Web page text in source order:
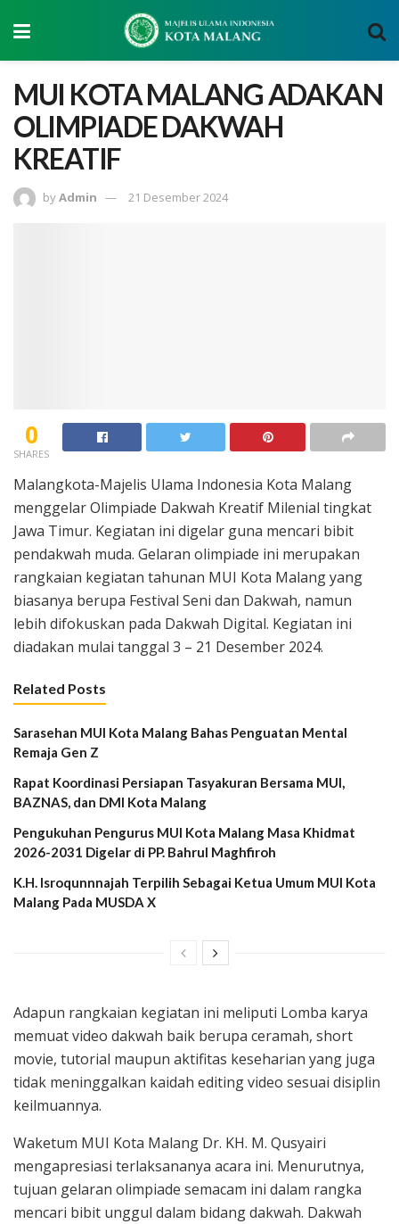
MUI KOTA MALANG ADAKAN
OLIMPIADE DAKWAH
KREATIF
byAdmin 21 Desember 2024
0
SHARES
Malangkota-Majelis Ulama Indonesia Kota Malang
menggelar Olimpiade Dakwah Kreatif Milenial tingkat
Jawa Timur. Kegiatan ini digelar guna mencari bibit
pendakwah muda. Gelaran olimpiade ini merupakan
rangkaian kegiatan tahunan MUI Kota Malang yang
biasanya berupa Festival Seni dan Dakwah, namun
lebih difokuskan pada Dakwah Digital. Kegiatan ini
diadakan mulai tanggal 3 – 21 Desember 2024.
Related Posts
Sarasehan MUI Kota Malang Bahas Penguatan Mental
Remaja Gen Z
Rapat Koordinasi Persiapan Tasyakuran Bersama MUI,
BAZNAS, dan DMI Kota Malang
Pengukuhan Pengurus MUI Kota Malang Masa Khidmat
2026-2031 Digelar di PP. Bahrul Maghfiroh
K.H. Isroqunnnajah Terpilih Sebagai Ketua Umum MUI Kota
Malang Pada MUSDA X
Adapun rangkaian kegiatan ini meliputi Lomba karya
memuat video dakwah baik berupa ceramah, short
movie, tutorial maupun aktifitas keseharian yang juga
tidak meninggalkan kaidah editing video sesuai disiplin
keilmuannya.
Waketum MUI Kota Malang Dr. KH. M. Qusyairi
mengapresiasi terlaksananya acara ini. Menurutnya,
tujuan gelaran olimpiade semacam ini dalam rangka
mencari bibit unggul dalam bidang dakwah. Dakwah